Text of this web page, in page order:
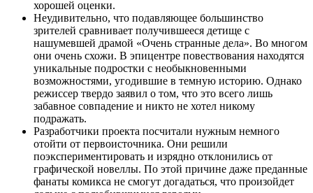
хорошей оценки.
Неудивительно, что подавляющее большинство
зрителей сравнивает получившееся детище с
нашумевшей драмой «Очень странные дела». Во многом
они очень схожи. В эпицентре повествования находятся
уникальные подростки с необыкновенными
возможностями, угодившие в темную историю. Однако
режиссер твердо заявил о том, что это всего лишь
забавное совпадение и никто не хотел никому
подражать.
Разработчики проекта посчитали нужным немного
отойти от первоисточника. Они решили
поэкспериментировать и изрядно отклонились от
графической новеллы. По этой причине даже преданные
фанаты комикса не смогут догадаться, что произойдет